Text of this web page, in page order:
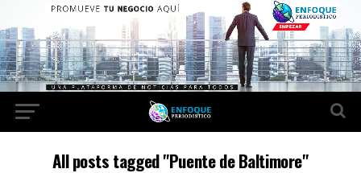
All posts tagged "Puente de Baltimore"